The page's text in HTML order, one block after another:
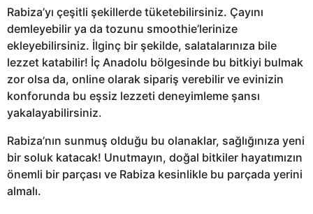
Rabiza’yı çeşitli şekillerde tüketebilirsiniz. Çayını
demleyebilir ya da tozunu smoothie’lerinize
ekleyebilirsiniz. İlginç bir şekilde, salatalarınıza bile
lezzet katabilir! İç Anadolu bölgesinde bu bitkiyi bulmak
zor olsa da, online olarak sipariş verebilir ve evinizin
konforunda bu eşsiz lezzeti deneyimleme şansı
yakalayabilirsiniz.
Rabiza’nın sunmuş olduğu bu olanaklar, sağlığınıza yeni
bir soluk katacak! Unutmayın, doğal bitkiler hayatımızın
önemli bir parçası ve Rabiza kesinlikle bu parçada yerini
almalı.